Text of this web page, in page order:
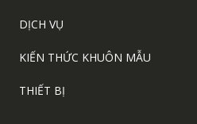
DỊCH VỤ
KIẾN THỨC KHUÔN MẪU
THIẾT BỊ